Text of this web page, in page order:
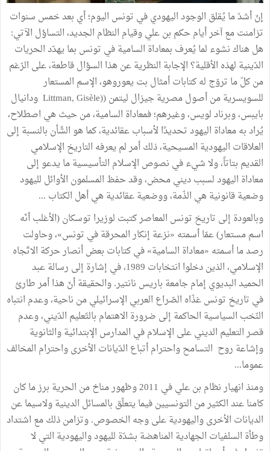
إنّ أشدّ ما يُقلق الوجود اليهودي في تونس اليوم؛ أي بعد خمس سنوات
تزامنت مع آخر أيام حكم بن علي وقيام النظام الجديد، التساؤل الآتي:
هل هناك نشوء لما يُعرف بمعاداة السامية في تونس بما يهدّد الحريات
الدّينية لهذه الأقلية؟ الإجابة النظرية عن هذا السؤال قاطعة، على الرّغم
من كلّ ما تروّج له كتابات أمثال بت يعوروهو، الإسم المستعار
للسويسرية من أصول مصرية جيزال ليتمن ((Littman, Gisèle ودانيال
بايبس، وبرناد لويس، وغيرهم؛ فمعاداة السامية، من حيث هي اصطلاح،
يُراد به معاداة اليهود تحديدًا لأسباب عقائدية، كما هو الشّأن بالنسبة إلى
العلاقات اليهودية المسيحية، ذلك أمر لم يعرفه التاريخ الإسلامي
القديم بتاتاً، ولا شيء في نصوص الإسلام التأسيسية ما يدعو إلى
معاداة اليهود لسبب ديني محض، وقد حفظ المسلمون الأوائل لليهود
وضعية قانونية هي الذّمة، ووضعية عقائدية هي أهل الكتاب ...
وبالعودة إلى تاريخ تونس المعاصر كتبت لوزيرا توسكان (الأغلب أنّه
اسم مستعار) عمّا أسمته «نزعة إنكار المحرقة في تونس»، وحاولت
رصد ما أسمته «معاداة السامية» في كتابات بعض أنصار حركة الاتّجاه
الإسلامي، الذين دخلوا انتخابات 1989، في إشارة إلى رسالة عبد
الحميد البديوي إمام جامعة باريس نانتير. والحقيقة أنّ هذا أمر طارئ
في تاريخ تونس غذّاه الصّراع العربي الإسرائيلي من ناحية، وعدم انتباه
النّخب السياسية الحاكمة إلى ضرورة الاهتمام بالتّعليم الدّيني، وعدم
قصر التعليم الديني على الإسلام في المدارس الإبتدائية والثانوية
وإشاعة روح التسامح واحترام أتباع الدّيانات الأخرى واحترام المخالف
عموما...
ومنذ انهيار نظام بن علي في 2011 وظهور مناخ من الحرية برز ما كان
كامنا عند الكثير من التونسيين فيما يتعلّق بالمسائل الدينية ولاسيما عن
الديانات الأخرى واليهودية على وجه الخصوص. وتزامن ذلك مع اشتداد
وطأة السلفيات الجهادية المناهضة بشدّة لليهود واليهودية التي لا